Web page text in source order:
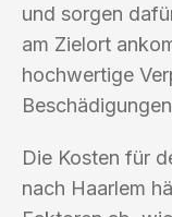
und sorgen
am Zielort
hochwertige
Die Kosten für
nach Haarlem